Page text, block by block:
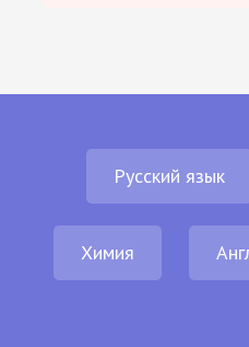
Русский язык
Химия